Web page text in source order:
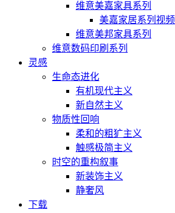
维意美嘉家具系列
美嘉家居系列视频
维意美邦家具系列
维意数码印刷系列
灵感
生命态进化
有机现代主义
新自然主义
物质性回响
柔和的粗犷主义
触感极简主义
时空的重构叙事
新装饰主义
静奢风
下载